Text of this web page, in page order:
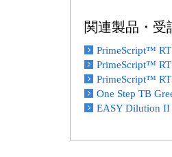
関連製品・受
PrimeScript™ RT
PrimeScript™
PrimeScript™ RT
One Step TB
EASY Dilution II